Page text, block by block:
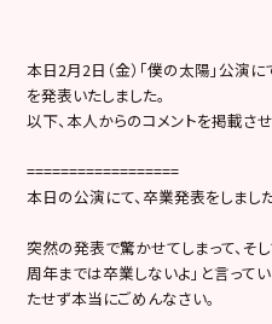
本日2月2日（金）「僕の太陽」公演
を発表いたしました。
以下、本人からのコメントを掲載さ
==================
本日の公演にて、卒業発表をしました
突然の発表で驚かせてしまって、そ
周年までは卒業しないよ」と言って
たせず本当にごめんなさい。